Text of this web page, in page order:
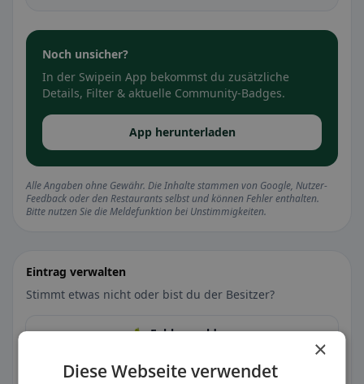
Noch unsicher?
In der Swipein App bekommst du zusätzliche
Details, Filter & aktuelle Community-Badges.
App herunterladen
Alle Angaben ohne Gewähr. Die Inhalte stammen von Google, Nutzer-
Feedback oder den Restaurants selbst und können Fehler enthalten.
Bitte nutzen Sie die Meldefunktion bei Unstimmigkeiten.
Eintrag verwalten
Stimmt etwas nicht oder bist du der Besitzer?
🐛 Fehler melden
🏪 Eintrag kostenlos übernehmen
×
Diese Webseite verwendet